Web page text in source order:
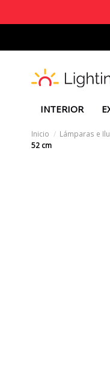
INTERIOR
Inicio Lámparas e
52 cm